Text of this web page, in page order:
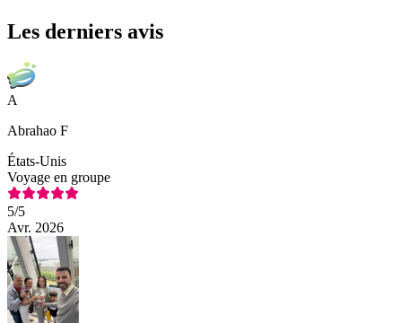
Les derniers avis
A
Abrahao F
États-Unis
Voyage en groupe
5/5
Avr. 2026